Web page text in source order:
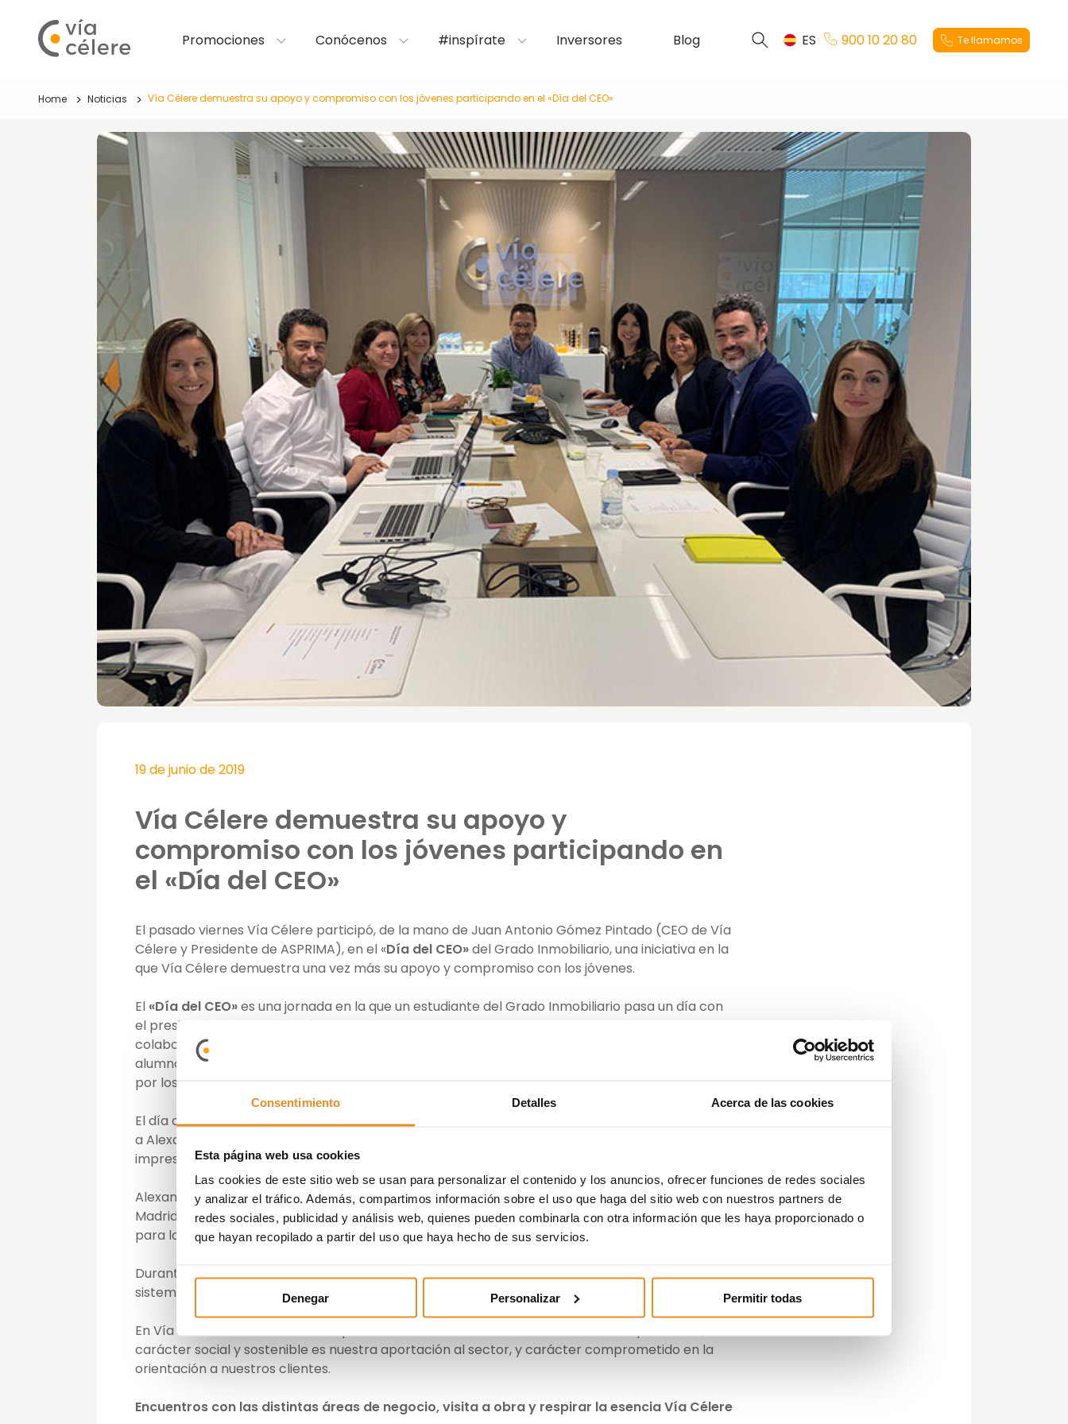
Consentimiento Detalles Acerca de las cookies
Esta página web usa cookies
Las cookies de este sitio web se usan para personalizar el contenido y los anuncios, ofrecer funciones de redes sociales
y analizar el tráfico. Además, compartimos información sobre el uso que haga del sitio web con nuestros partners de
redes sociales, publicidad y análisis web, quienes pueden combinarla con otra información que les haya proporcionado o
que hayan recopilado a partir del uso que haya hecho de sus servicios.
Denegar Personalizar Permitir todas
Promociones Conócenos #inspírate Inversores Blog ES 900 10 20 80 Te llamamos
Home Noticias Vía Célere demuestra su apoyo y compromiso con los jóvenes participando en el «Día del CEO»
19 de junio de 2019
Vía Célere demuestra su apoyo y
compromiso con los jóvenes participando en
el «Día del CEO»
El pasado viernes Vía Célere participó, de la mano de Juan Antonio Gómez Pintado (CEO de Vía
Célere y Presidente de ASPRIMA), en el «Día del CEO»del Grado Inmobiliario, una iniciativa en la
que Vía Célere demuestra una vez más su apoyo y compromiso con los jóvenes.
El «Día del CEO»es una jornada en la que un estudiante del Grado Inmobiliario pasa un día con
el presidente de la compañía, acude a sus reuniones, comparte opiniones sobre proyectos y
colabora aportando su visión como estudiante. El principal objetivo de un día así es que el
alumno conozca el día a día del CEO y adquiera una visión global de la compañía tras su paso
por los diferentes departamentos.
El día comenzó con un desayuno en la sala de Presidencia donde Juan Antonio dió la bienvenida
a Alexandra, y donde desde primera hora han intercambiado experiencias y compartido
impresiones sobre el sector inmobiliario actual y el papel que desempeña Vía Célere.
Alexandra es estudiante del Grado de Gestión Inmobiliario de la Universidad Politécnica de
Madrid y durante 6 meses ha podido aprender y aportar valor a proyectos muy importantes
para la compañía.
Durante este periodo de tiempo en Vía Célere, Alexandra ha podido profundizar y aprender los
sistemas de trabajo de los diferentes departamentos que forman la compañía.
En Vía Célere tenemos carácter pionero en el desarrollo innovador de nuestros productos,
carácter social y sostenible es nuestra aportación al sector, y carácter comprometido en la
orientación a nuestros clientes.
Encuentros con las distintas áreas de negocio, visita a obra y respirar la esencia Vía Célere